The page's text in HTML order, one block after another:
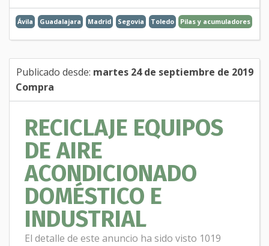
Ávila Guadalajara Madrid Segovia Toledo Pilas y acumuladores
Publicado desde: martes 24 de septiembre de 2019
Compra
RECICLAJE EQUIPOS
DE AIRE
ACONDICIONADO
DOMÉSTICO E
INDUSTRIAL
El detalle de este anuncio ha sido visto 1019